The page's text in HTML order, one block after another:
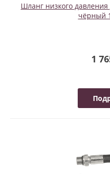
Шланг низкого давления
чёрный
1